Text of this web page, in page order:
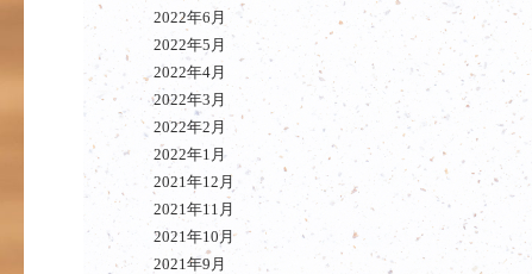
2022年6月
2022年5月
2022年4月
2022年3月
2022年2月
2022年1月
2021年12月
2021年11月
2021年10月
2021年9月